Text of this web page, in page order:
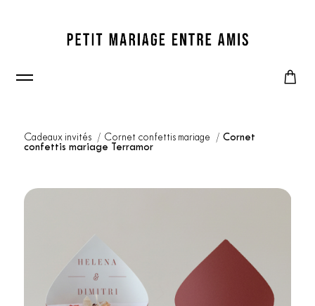
Cadeaux invités Cornet confettis mariage
Cornet
confettis mariage Terramor